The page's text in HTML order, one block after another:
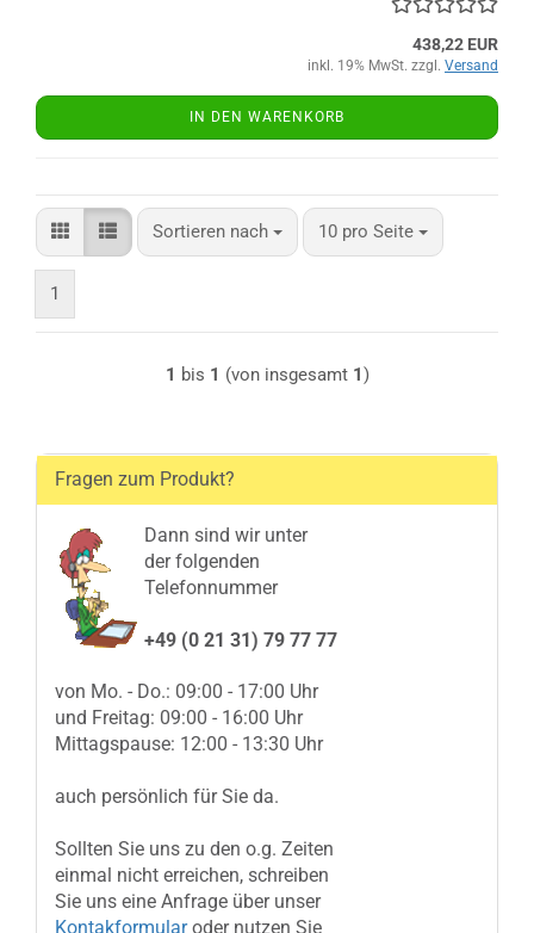
438,22 EUR
inkl. 19% MwSt. zzgl. Versand
IN DEN WARENKORB
Sortieren nach
Sortieren nach 10 pro Seite
pro Seite
1
1 bis 1 (von insgesamt 1)
Fragen zum Produkt?
Dann sind wir unter
der folgenden
Telefonnummer
+49 (0 21 31) 79 77 77
von Mo. - Do.: 09:00 - 17:00 Uhr
und Freitag: 09:00 - 16:00 Uhr
Mittagspause: 12:00 - 13:30 Uhr
auch persönlich für Sie da.
Sollten Sie uns zu den o.g. Zeiten
einmal nicht erreichen, schreiben
Sie uns eine Anfrage über unser
Kontakformularoder nutzen Sie